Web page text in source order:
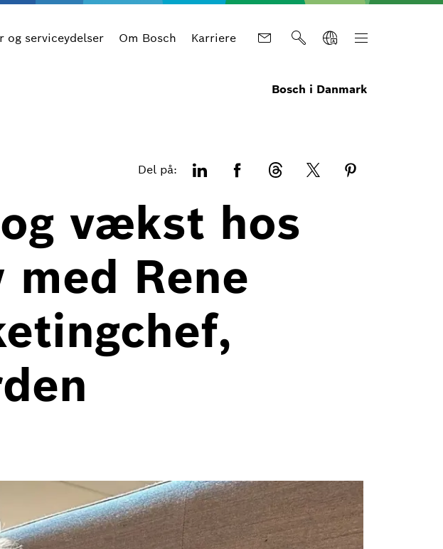
og serviceydelser Om Bosch Karriere
Bosch i Danmark
Del på:
vækst hos
Rene